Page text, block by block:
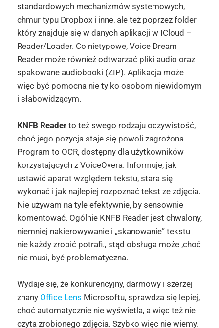
standardowych mechanizmów systemowych,
chmur typu Dropbox i inne, ale też poprzez folder,
który znajduje się w danych aplikacji w ICloud –
Reader/Loader. Co nietypowe, Voice Dream
Reader może również odtwarzać pliki audio oraz
spakowane audiobooki (ZIP). Aplikacja może
więc być pomocna nie tylko osobom niewidomym
i słabowidzącym.
KNFB Readerto też swego rodzaju oczywistość,
choć jego pozycja staje się powoli zagrożona.
Program to OCR, dostępny dla użytkowników
korzystających z VoiceOvera. Informuje, jak
ustawić aparat względem tekstu, stara się
wykonać i jak najlepiej rozpoznać tekst ze zdjęcia.
Nie używam na tyle efektywnie, by sensownie
komentować. Ogólnie KNFB Reader jest chwalony,
niemniej nakierowywanie i „skanowanie” tekstu
nie każdy zrobić potrafi., stąd obsługa może ,choć
nie musi, być problematyczna.
Wydaje się, że konkurencyjny, darmowy i szerzej
znany Office Lens Microsoftu, sprawdza się lepiej,
choć automatycznie nie wyświetla, a więc też nie
czyta zrobionego zdjęcia. Szybko więc nie wiemy,